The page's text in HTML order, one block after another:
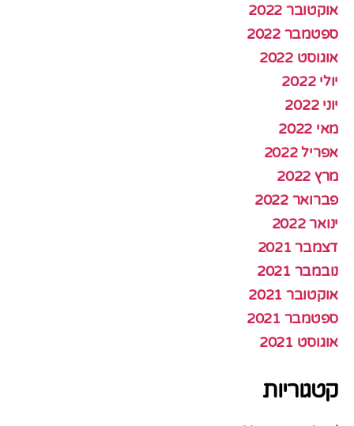
אוקטובר 2022
ספטמבר 2022
אוגוסט 2022
יולי 2022
יוני 2022
מאי 2022
אפריל 2022
מרץ 2022
פברואר 2022
ינואר 2022
דצמבר 2021
נובמבר 2021
אוקטובר 2021
ספטמבר 2021
אוגוסט 2021
קטגוריות